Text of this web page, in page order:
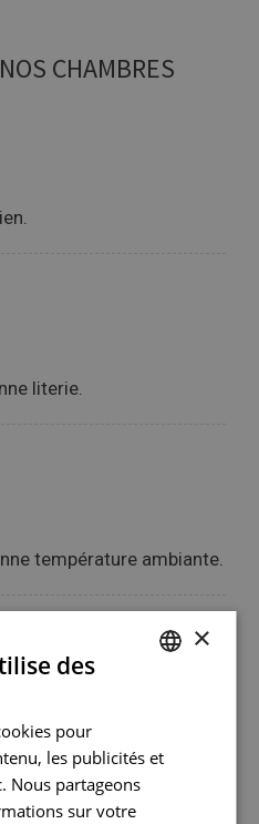
SPANISH
×
des
pour
les publicités et
Nous partageons
sur votre